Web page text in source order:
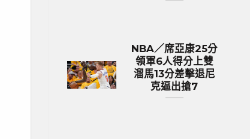
NBA／席亞康25分
領軍6人得分上雙
溜馬13分差擊退尼
克逼出搶7